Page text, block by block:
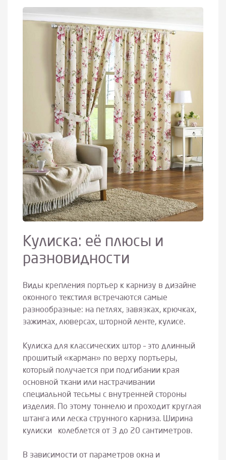
Кулиска: её плюсы и
разновидности
Виды крепления портьер к карнизу в дизайне
оконного текстиля встречаются самые
разнообразные: на петлях, завязках, крючках,
зажимах, люверсах, шторной ленте, кулисе.
Кулиска для классических штор – это длинный
прошитый «карман» по верху портьеры,
который получается при подгибании края
основной ткани или настрачивании
специальной тесьмы с внутренней стороны
изделия. По этому тоннелю и проходит круглая
штанга или леска струнного карниза. Ширина
кулиски колеблется от 3 до 20 сантиметров.
В зависимости от параметров окна и